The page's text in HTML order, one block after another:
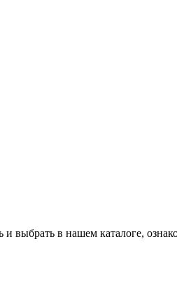
выбрать в нашем каталоге,